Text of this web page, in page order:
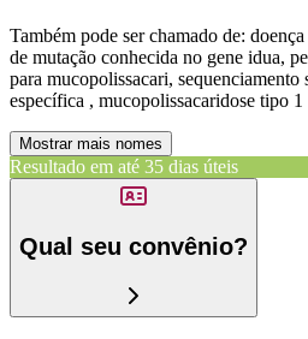
Também pode ser chamado de:
de mutação conhecida no gene idua,
para mucopolissacari,
específica , mucopolissacaridose tipo 1
Mostrar mais nomes
Resultado em até 35 dias úteis
Qual seu convênio?